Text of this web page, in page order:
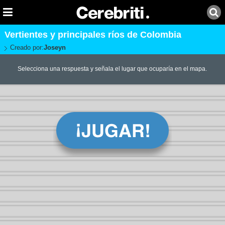
Vertientes y principales ríos de Colombia
Creado por:Joseyn
Selecciona una respuesta y señala el lugar que ocuparía en el mapa.